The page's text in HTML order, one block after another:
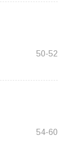
50-52
54-60